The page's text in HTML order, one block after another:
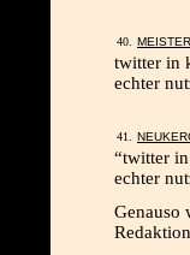
twitter in
echter
“twitter
echter
Genauso